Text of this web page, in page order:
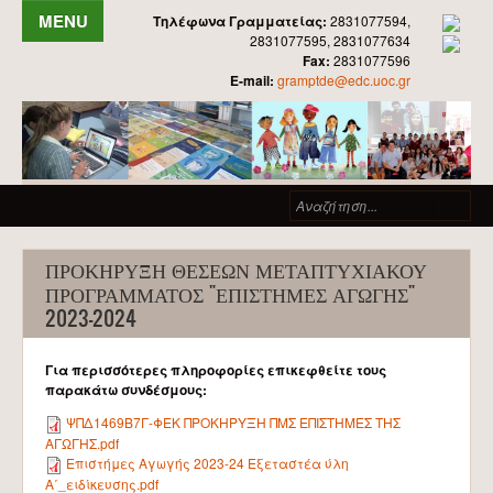
Τηλέφωνα Γραμματείας: 2831077594,
2831077595, 2831077634
Fax: 2831077596
E-mail: gramptde@edc.uoc.gr
ΤΟ ΤΜΗΜΑ
ΙΣΤΟΡΙΚΟ
ΤΟΜΕΙΣ
ΠΡΟΣΩΠΙΚΟ ΤΟΜΕΩΝ
ΕΝΤΥΠΑ
ΕΓΓΡΑΦΕΣ ΦΟΙΤΗΤΩΝ
ΕΠΙΤΡΟΠΕΣ
Φόρμα αναζήτησης
ΠΡΟΚΗΡΥΞΗ ΘΕΣΕΩΝ ΜΕΤΑΠΤΥΧΙΑΚΟΥ
ΠΡΟΓΡΑΜΜΑΤΟΣ "ΕΠΙΣΤΉΜΕΣ ΑΓΩΓΉΣ"
2023-2024
Για περισσότερες πληροφορίες επικεφθείτε τους
παρακάτω συνδέσμους:
ΨΠΔ1469Β7Γ-ΦΕΚ ΠΡΟΚΗΡΥΞΗ ΠΜΣ ΕΠΙΣΤΗΜΕΣ ΤΗΣ
ΑΓΩΓΗΣ.pdf
Επιστήμες Αγωγής 2023-24 Εξεταστέα ύλη
Α΄_ειδίκευσης.pdf